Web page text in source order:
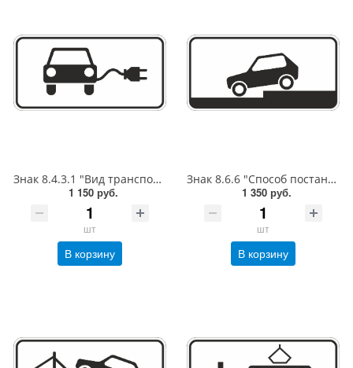
Знак 8.4.3.1 "Вид транспортного средства", 350*700, Тип А Коммерческая (3 года),металл 0.8 мм
1 150 руб.
шт
В корзину
Знак 8.6.6 "Способ постановки ТС на стоянку", 350*700, Тип А (1б) Микропризм. (7-9 лет)металл 0.8 мм
1 350 руб.
шт
В корзину